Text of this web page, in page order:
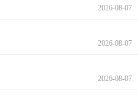
2026-08-07
2026-08-07
2026-08-07